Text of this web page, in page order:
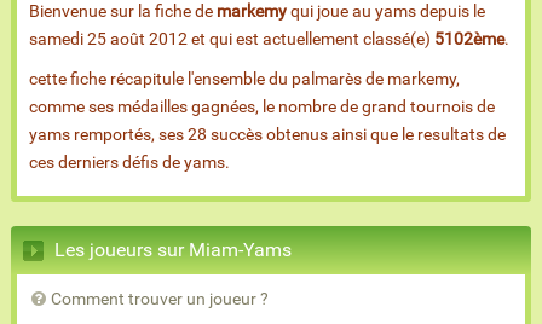
Bienvenue sur la fiche de markemyqui joue au yams depuis le
samedi 25 août 2012 et qui est actuellement classé(e) 5102ème.
cette fiche récapitule l'ensemble du palmarès de markemy,
comme ses médailles gagnées, le nombre de grand tournois de
yams remportés, ses 28 succès obtenus ainsi que le resultats de
ces derniers défis de yams.
Les joueurs sur Miam-Yams
Comment trouver un joueur ?